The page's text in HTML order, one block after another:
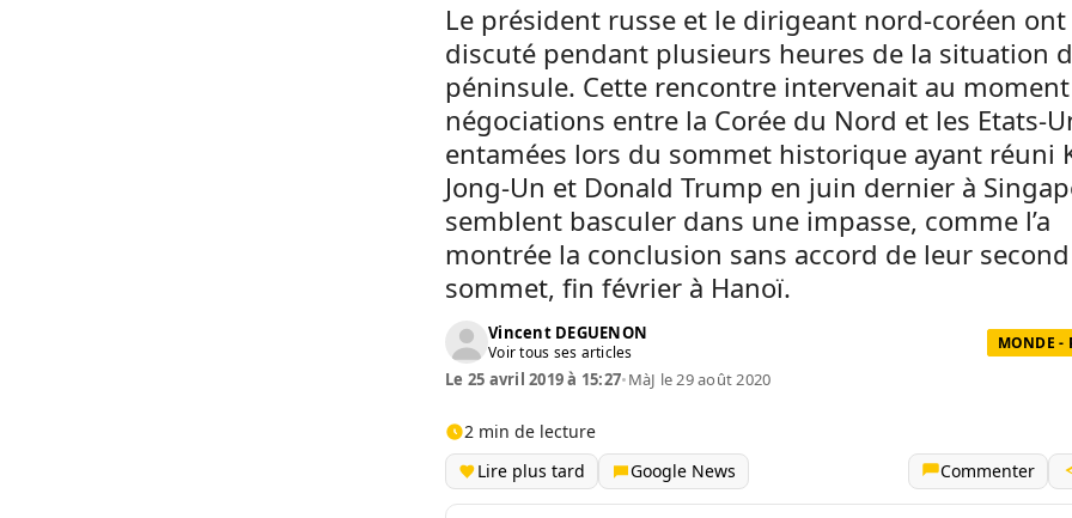
Le président russe et le dirigeant nord-coréen ont
discuté pendant plusieurs heures de la situation
péninsule. Cette rencontre intervenait au
négociations entre la Corée du Nord et les Etats-
entamées lors du sommet historique ayant réuni
Jong-Un et Donald Trump en juin dernier à
semblent basculer dans une impasse, comme l’a
montrée la conclusion sans accord de leur second
sommet, fin février à Hanoï.
Vincent DEGUENON
Voir tous ses articles MONDE -
Le 25 avril 2019 à 15:27•MàJ le 29 août 2020
2 min de lecture
Lire plus tard
Google News Commenter